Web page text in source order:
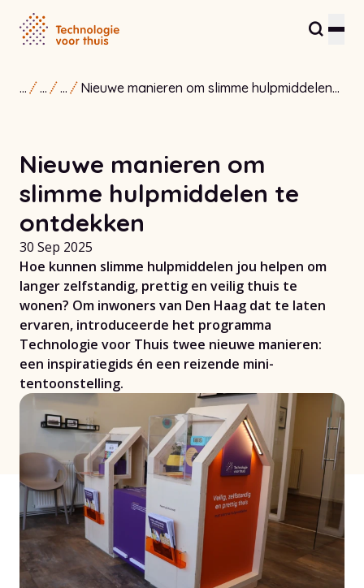
Inwoners en zorgverleners
Zorginnovatiehub
Over ons
Contact
... ... ...
Nieuwe manieren om slimme hulpmiddelen
Nieuwe manieren om
slimme hulpmiddelen te
ontdekken
30 Sep 2025
Hoe kunnen slimme hulpmiddelen jou helpen om
langer zelfstandig, prettig en veilig thuis te
wonen? Om inwoners van Den Haag dat te laten
ervaren, introduceerde het programma
Technologie voor Thuis twee nieuwe manieren:
een inspiratiegids én een reizende mini-
tentoonstelling.